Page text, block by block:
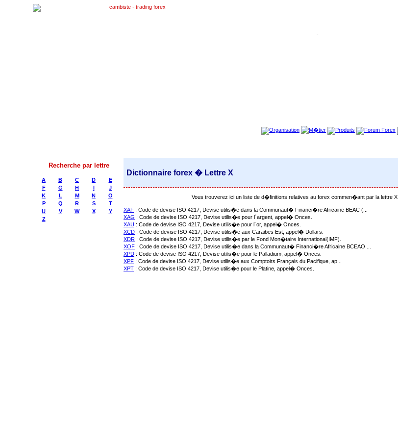
-
Dictionnaire forex � Lettre X
Vous trouverez ici un liste de d�finitions relatives au forex commen�ant par la lettre X.
XAF : Code de devise ISO 4217, Devise utilis�e dans la Communaut� Financi�re Africaine BEAC (...
XAG : Code de devise ISO 4217, Devise utilis�e pour l´argent, appel� Onces.
XAU : Code de devise ISO 4217, Devise utilis�e pour l´or, appel� Onces.
XCD : Code de devise ISO 4217, Devise utilis�e aux Caraibes Est, appel� Dollars.
XDR : Code de devise ISO 4217, Devise utilis�e par le Fond Mon�taire International(IMF).
XOF : Code de devise ISO 4217, Devise utilis�e dans la Communaut� Financi�re Africaine BCEAO ...
XPD : Code de devise ISO 4217, Devise utilis�e pour le Palladium, appel� Onces.
XPF : Code de devise ISO 4217, Devise utilis�e aux Comptoirs Français du Pacifique, ap...
XPT : Code de devise ISO 4217, Devise utilis�e pour le Platine, appel� Onces.
Recherche par lettre
A B C D
E
F
G H I
J
K
L M N
O
P
Q R S
T
U
V W X
Y
Z